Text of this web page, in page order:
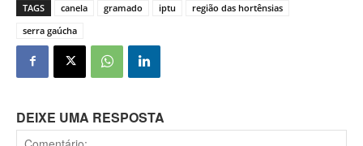
TAGS canela gramado iptu
região das hortênsias
serra gaúcha
DEIXE UMA RESPOSTA